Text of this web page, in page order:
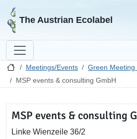
Go to homepage
The Austrian Ecolabel
Meetings/Events
Green Meeting
MSP events & consulting GmbH
MSP events & consulting
Linke Wienzeile 36/2